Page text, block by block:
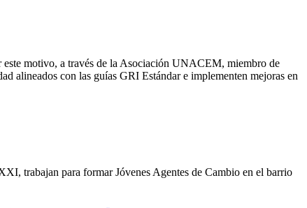
este motivo, a través de la Asociación UNACEM, miembro de
alineados con las guías GRI Estándar e implementen mejoras en
trabajan para formar Jóvenes Agentes de Cambio en el barrio